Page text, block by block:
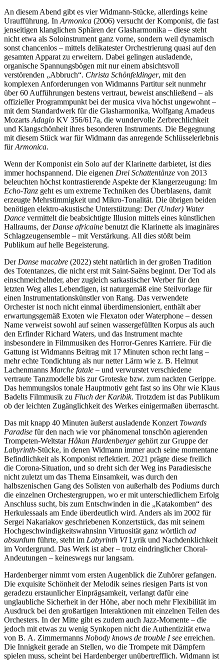
An diesem Abend gibt es vier Widmann-Stücke, allerdings keine
Uraufführung. In Armonica (2006) versucht der Komponist, die fast
jenseitigen klanglichen Sphären der Glasharmonika – diese steht
nicht etwa als Soloinstrument ganz vorne, sondern weil dynamisch
sonst chancenlos – mittels delikatester Orchestrierung quasi auf den
gesamten Apparat zu erweitern. Dabei gelingen ausladende,
organische Spannungsbögen mit nur einem absichtsvoll
verstörenden „Abbruch“. Christa Schönfeldinger, mit den
komplexen Anforderungen von Widmanns Partitur seit nunmehr
über 60 Aufführungen bestens vertraut, beweist anschließend – als
offizieller Programmpunkt bei der musica viva höchst ungewohnt –
mit dem Standardwerk für die Glasharmonika, Wolfgang Amadeus
Mozarts Adagio KV 356/617a, die wundervolle Zerbrechlichkeit
und Klangschönheit ihres besonderen Instruments. Die Begegnung
mit diesem Stück war für Widmann das anregende Schlüsselerlebnis
fürArmonica.
Wenn der Komponist ein Solo auf der Klarinette darbietet, ist dies
immer hochspannend. Die eigenen Drei Schattentänze von 2013
beleuchten höchst kontrastierende Aspekte der Klangerzeugung: Im
Echo-Tanz geht es um extreme Techniken des Überblasens, damit
erzeugte Mehrstimmigkeit und Mikro-Tonalität. Die übrigen beiden
benötigen elektro-akustische Unterstützung: Der(Under) Water
Dance vermittelt die beabsichtigte Illusion mittels eines künstlichen
Hallraums, der Danse africaine benutzt die Klarinette als imaginäres
Schlagzeugensemble – mit Verstärkung. All dies stößt beim
Publikum auf helle Begeisterung.
Der Danse macabre (2022) steht natürlich in der großen Tradition
des Totentanzes, die nicht erst mit Saint-Saëns beginnt. Der Tod als
einschmeichelnder, aber zugleich sarkastischer Werber für den
letzten Weg alles Lebendigen, ist naturgemäß eine Steilvorlage für
einen Instrumentationskünstler von Rang. Das verwendete
Orchester ist noch nicht einmal überdimensioniert, enthält aber
erwartungsgemäß Exoten wie Flexaton oder Waterphone – dessen
Name verweist sowohl auf seinen wassergefüllten Korpus als auch
den Erfinder Richard Waters, und das Instrument machte
insbesondere in Filmmusiken des Horror-Genres Karriere. Für die
Gattung ist Widmanns Beitrag mit 17 Minuten schon recht lang –
mehr echte Tondichtung als nur netter Lärm wie z. B. Helmut
Lachenmanns Marche fatale – und verwurstet verschiedene
vertraute Tanzmodelle bis zur Groteske bzw. zum nackten Gerippe.
Das hemmungslos tonale Hauptmotiv geht fast so ins Ohr wie Klaus
Badelts Filmmusik zu Fluch der Karibik. Trotzdem ist das Publikum
ob der leichten Zugänglichkeit des Werkes einigermaßen überrascht.
Das mit knapp 40 Minuten äußerst ausladende Konzert Towards
Paradise für den nach wie vor phänomenal tonschön agierenden
Trompeten-Weltstar Håkan Hardenbergergehört zur Gruppe der
Labyrinth-Stücke, in denen Widmann immer auch seine momentane
Befindlichkeit als Komponist reflektiert. 2021 prägte diese freilich
die Corona-Situation, und so dreht sich der Weg ins Paradiesische
nicht zuletzt um das Thema Einsamkeit, was durch den
halbszenischen Gang des Solisten von außerhalb des Podiums durch
die einzelnen Orchestergruppen, wo er mit unterschiedlichem Erfolg
Anschluss sucht, bis zum Entschwinden in die „Katakomben“ des
Herkulessaals am Ende überdeutlich wird. Anders als im 2002 für
Sergei Nakariakov geschriebenen Konzertstück, das mit seinem
Hochgeschwindigkeitswahnsinn Virtuosität ganz wörtlich ad
absurdum führte, steht im Labyrinth VILyrik und Nachdenklichkeit
im Vordergrund. Das Werk ist aber – trotz eindringlicher Choral-
Andeutungen – keineswegs nur langsam.
Hardenberger nimmt vom ersten Augenblick die Zuhörer gefangen.
Die exquisite Schönheit der Melodik seines riesigen Parts ist von
geradezu erstaunlicher Einprägsamkeit, verlangt dafür eine
unglaubliche Sicherheit in der Höhe, aber noch mehr Flexibilität im
Ausdruck bei den großartigen Interaktionen mit einzelnen Teilen des
Orchesters. In der Mitte gibt es zudem auch Jazz-Momente – die
jedoch mit etwas zu wenig Synkopen nicht die Authentizität etwa
von B. A. Zimmermanns Nobody knows de trouble I see erreichen.
Die Innigkeit gerade an Stellen, wo die Trompete mit Dämpfern
spielen muss, scheint bei Hardenberger unübertrefflich. Widmann ist